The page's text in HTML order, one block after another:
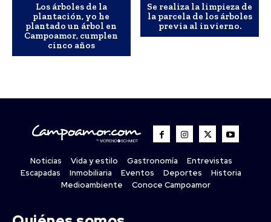
Los árboles de la
plantación, yo he
plantado un árbol en
Campoamor, cumplen
cinco años
Se realiza la limpieza de
la parcela de los árboles
previa al invierno.
Noticias Vida y estilo Gastronomía
Entrevistas
Escapadas
Inmobiliaria Eventos Deportes
Historia
Medioambiente
Conoce Campoamor